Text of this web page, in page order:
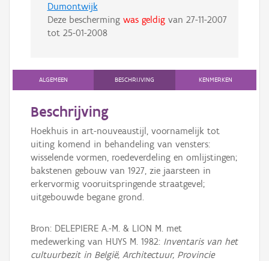
Dumontwijk
Deze bescherming was geldigvan 27-11-2007
tot 25-01-2008
ALGEMEEN BESCHRIJVING KENMERKEN
Beschrijving
Hoekhuis in art-nouveaustijl, voornamelijk tot
uiting komend in behandeling van vensters:
wisselende vormen, roedeverdeling en omlijstingen;
bakstenen gebouw van 1927, zie jaarsteen in
erkervormig vooruitspringende straatgevel;
uitgebouwde begane grond.
Bron: DELEPIERE A.-M. & LION M. met
medewerking van HUYS M. 1982: Inventaris van het
cultuurbezit in België, Architectuur, Provincie